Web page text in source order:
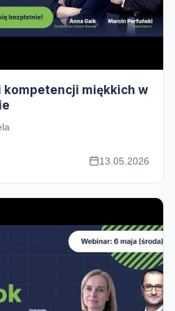
kompetencji miękkich w
13.05.2026